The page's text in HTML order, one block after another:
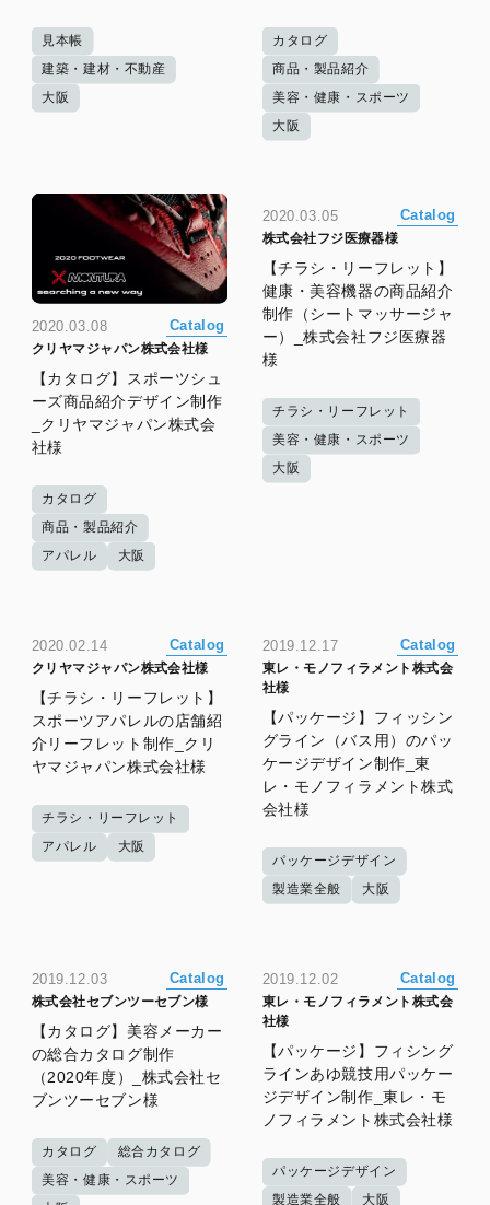
見本帳
建築・建材・不動産
大阪
カタログ
商品・製品紹介
美容・健康・スポーツ
大阪
2020.03.08 Catalog
クリヤマジャパン株式会社様
【カタログ】スポーツシュ
ーズ商品紹介デザイン制作
_クリヤマジャパン株式会
社様
カタログ
商品・製品紹介
アパレル
大阪
2020.03.05 Catalog
株式会社フジ医療器様
【チラシ・リーフレット】
健康・美容機器の商品紹介
制作（シートマッサージャ
ー）_株式会社フジ医療器
様
チラシ・リーフレット
美容・健康・スポーツ
大阪
2020.02.14 Catalog
クリヤマジャパン株式会社様
【チラシ・リーフレット】
スポーツアパレルの店舗紹
介リーフレット制作_クリ
ヤマジャパン株式会社様
チラシ・リーフレット
アパレル
大阪
2019.12.17 Catalog
東レ・モノフィラメント株式会
社様
【パッケージ】フィッシン
グライン（バス用）のパッ
ケージデザイン制作_東
レ・モノフィラメント株式
会社様
パッケージデザイン
製造業全般
大阪
2019.12.03 Catalog
株式会社セブンツーセブン様
【カタログ】美容メーカー
の総合カタログ制作
（2020年度）_株式会社セ
ブンツーセブン様
カタログ
総合カタログ
美容・健康・スポーツ
2019.12.02 Catalog
東レ・モノフィラメント株式会
社様
【パッケージ】フィシング
ラインあゆ競技用パッケー
ジデザイン制作_東レ・モ
ノフィラメント株式会社様
パッケージデザイン
製造業全般
大阪